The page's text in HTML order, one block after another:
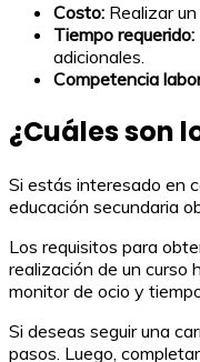
Costo: Realizar
Tiempo requerido:
adicionales.
Competencia
¿Cuáles son
Si estás interesado en
educación secundaria
Los requisitos para
realización de un curso
monitor de ocio y
Si deseas seguir una
pasos. Luego,